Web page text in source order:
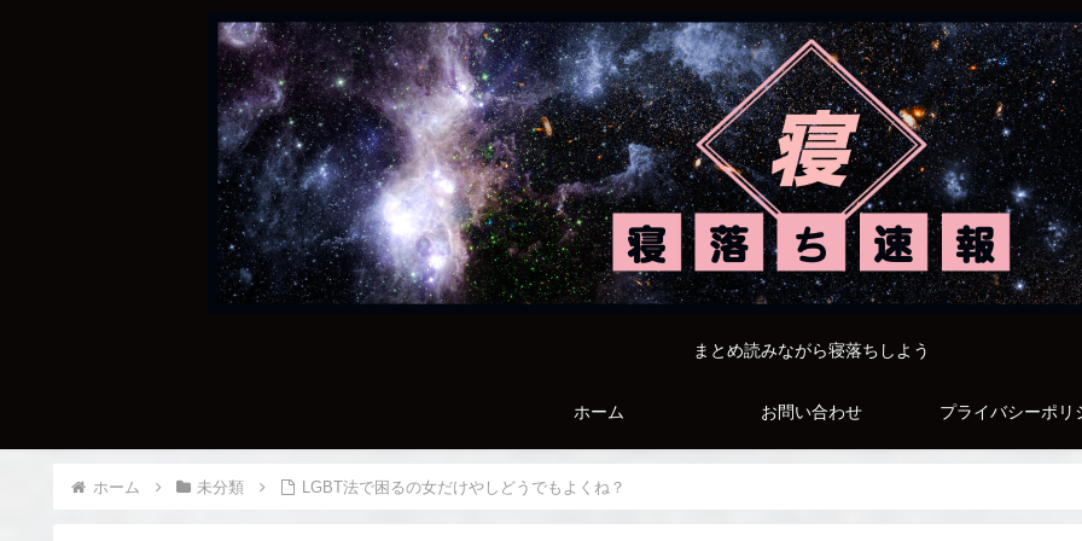
まとめ読みながら寝落ちしよう
ホーム お問い合わせ プライバシーポリ
ホーム 未分類 LGBT法で困るの女だけやしどうでもよくね？